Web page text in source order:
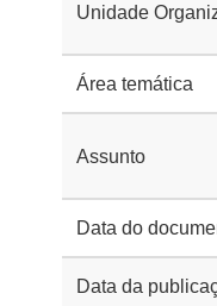
Unidade
Área temática
Assunto
Data do
Data da